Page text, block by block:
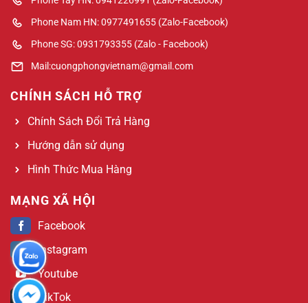
Phone Nam HN: 0977491655 (Zalo-Facebook)
Phone SG: 0931793355 (Zalo - Facebook)
Mail:cuongphongvietnam@gmail.com
CHÍNH SÁCH HỖ TRỢ
Chính Sách Đổi Trả Hàng
Hướng dẫn sử dụng
Hình Thức Mua Hàng
MẠNG XÃ HỘI
Facebook
Instagram
Youtube
TikTok